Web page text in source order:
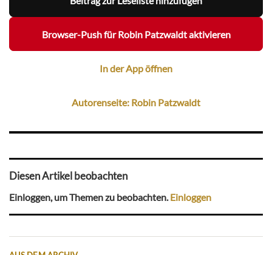
Browser-Push für Robin Patzwaldt aktivieren
In der App öffnen
Autorenseite: Robin Patzwaldt
Diesen Artikel beobachten
Einloggen, um Themen zu beobachten.Einloggen